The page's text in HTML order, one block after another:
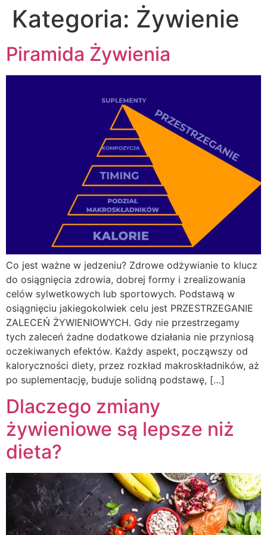
Kategoria: Żywienie
Piramida Żywienia
Co jest ważne w jedzeniu? Zdrowe odżywianie to klucz
do osiągnięcia zdrowia, dobrej formy i zrealizowania
celów sylwetkowych lub sportowych. Podstawą w
osiągnięciu jakiegokolwiek celu jest PRZESTRZEGANIE
ZALECEŃ ŻYWIENIOWYCH. Gdy nie przestrzegamy
tych zaleceń żadne dodatkowe działania nie przyniosą
oczekiwanych efektów. Każdy aspekt, począwszy od
kaloryczności diety, przez rozkład makroskładników, aż
po suplementację, buduje solidną podstawę, […]
Dlaczego zmiany
żywieniowe są lepsze niż
dieta?